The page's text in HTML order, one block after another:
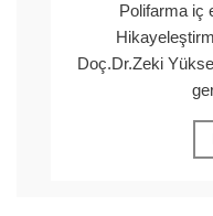
Polifarma iç
Doç.Dr.Zeki